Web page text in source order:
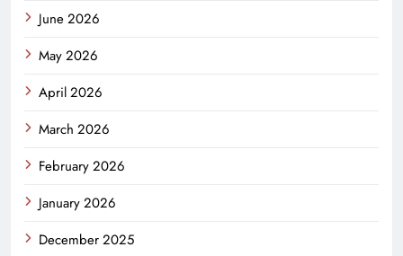
June 2026
May 2026
April 2026
March 2026
February 2026
January 2026
December 2025